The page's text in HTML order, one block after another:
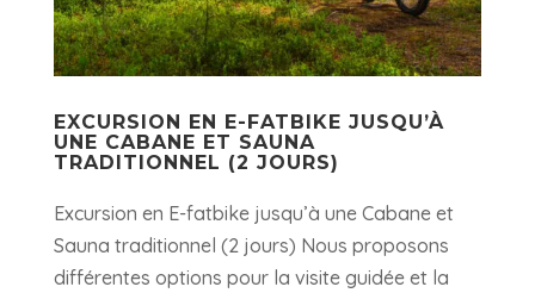
EXCURSION EN E-FATBIKE JUSQU’À
UNE CABANE ET SAUNA
TRADITIONNEL (2 JOURS)
Excursion en E-fatbike jusqu’à une Cabane et
Sauna traditionnel (2 jours) Nous proposons
différentes options pour la visite guidée et la